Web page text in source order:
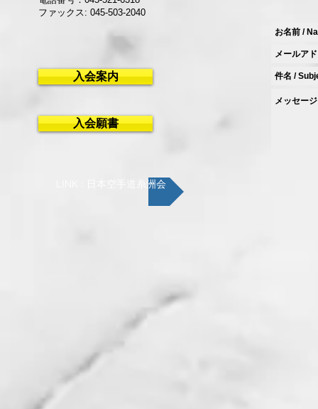
ファックス: 045-503-2040
入会案内
入会願書
LINK : 日本空手道糸洲会